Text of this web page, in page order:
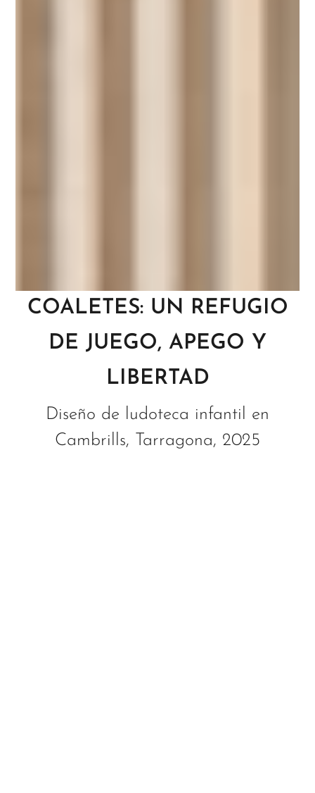
COALETES: UN REFUGIO
DE JUEGO, APEGO Y
LIBERTAD
Diseño de ludoteca infantil en
Cambrills, Tarragona, 2025